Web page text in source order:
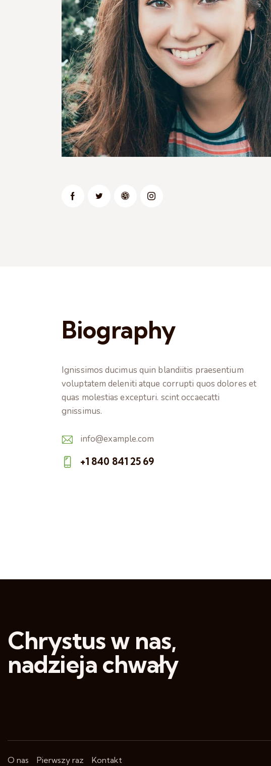
Biography
Ignissimos ducimus quin blandiitis praesentium
voluptatem deleniti atque corrupti quos dolores et
quas molestias excepturi. scint occaecatti
gnissimus.
E-
m
info@example.com
+1 840 841 25 69
Chrystus w nas,
nadzieja chwały
O nas Pierwszy raz Kontakt